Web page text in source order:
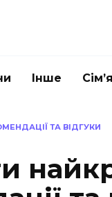
Інше Сім’я
ТА ВІДГУКИ